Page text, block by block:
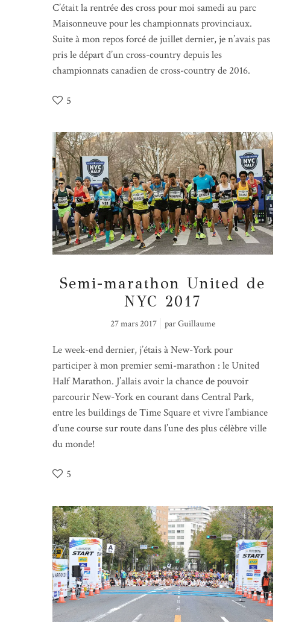
C’était la rentrée des cross pour moi samedi au parc
Maisonneuve pour les championnats provinciaux.
Suite à mon repos forcé de juillet dernier, je n’avais pas
pris le départ d’un cross-country depuis les
championnats canadien de cross-country de 2016.
5
Semi-marathon United de
NYC 2017
27 mars 2017 parGuillaume
Le week-end dernier, j’étais à New-York pour
participer à mon premier semi-marathon : le United
Half Marathon. J’allais avoir la chance de pouvoir
parcourir New-York en courant dans Central Park,
entre les buildings de Time Square et vivre l’ambiance
d’une course sur route dans l’une des plus célèbre ville
du monde!
5